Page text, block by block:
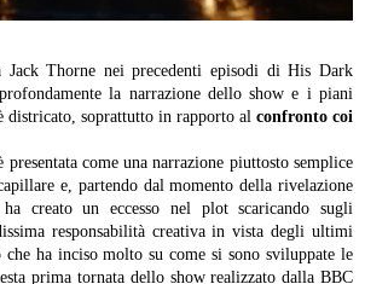
Jack Thorne nei precedenti episodi di His Dark
la narrazione dello show e i piani
districato, soprattutto in rapporto al confronto coi
come una narrazione piuttosto semplice
e, partendo dal momento della rivelazione
creato un eccesso nel plot scaricando sugli
responsabilità creativa in vista degli ultimi
che ha inciso molto su come si sono sviluppate le
prima tornata dello show realizzato dalla BBC